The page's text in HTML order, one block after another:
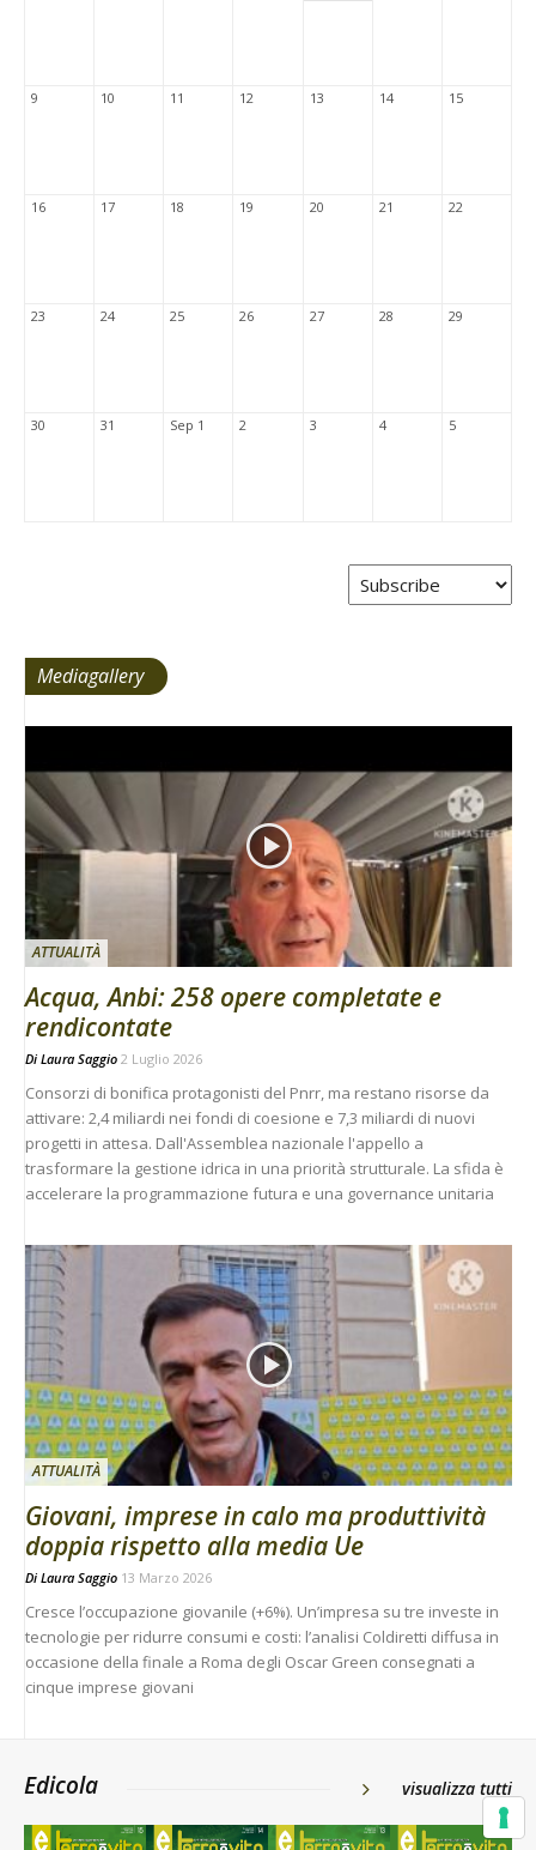
9 10 11 12 13 14 15
16 17 18 19 20 21 22
23 24 25 26 27 28 29
30 31 Sep 1 2 3 4 5
Mediagallery
ATTUALITÀ
Acqua, Anbi: 258 opere completate e
rendicontate
Di Laura Saggio 2 Luglio 2026
Consorzi di bonifica protagonisti del Pnrr, ma restano risorse da
attivare: 2,4 miliardi nei fondi di coesione e 7,3 miliardi di nuovi
progetti in attesa. Dall'Assemblea nazionale l'appello a
trasformare la gestione idrica in una priorità strutturale. La sfida è
accelerare la programmazione futura e una governance unitaria
ATTUALITÀ
Giovani, imprese in calo ma produttività
doppia rispetto alla media Ue
Di Laura Saggio 13 Marzo 2026
Cresce l’occupazione giovanile (+6%). Un’impresa su tre investe in
tecnologie per ridurre consumi e costi: l’analisi Coldiretti diffusa in
occasione della finale a Roma degli Oscar Green consegnati a
cinque imprese giovani
Edicola visualizza tutti